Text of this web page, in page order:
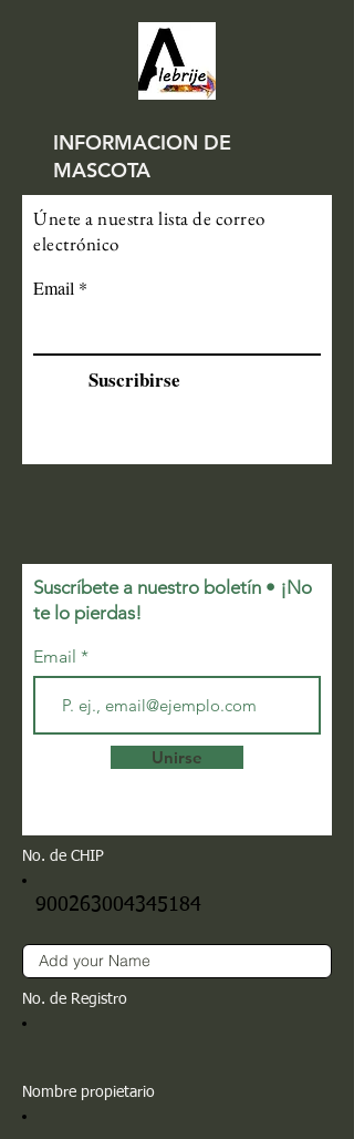
INFORMACION DE
MASCOTA
Únete a nuestra lista de correo
electrónico
Email
Suscribirse
Suscríbete a nuestro boletín • ¡No
te lo pierdas!
Email
Unirse
No. de CHIP
900263004345184
No. de Registro
Nombre propietario